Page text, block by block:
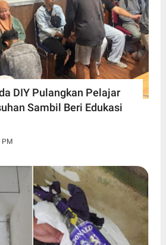
DIY Pulangkan Pelajar
Sambil Beri Edukasi